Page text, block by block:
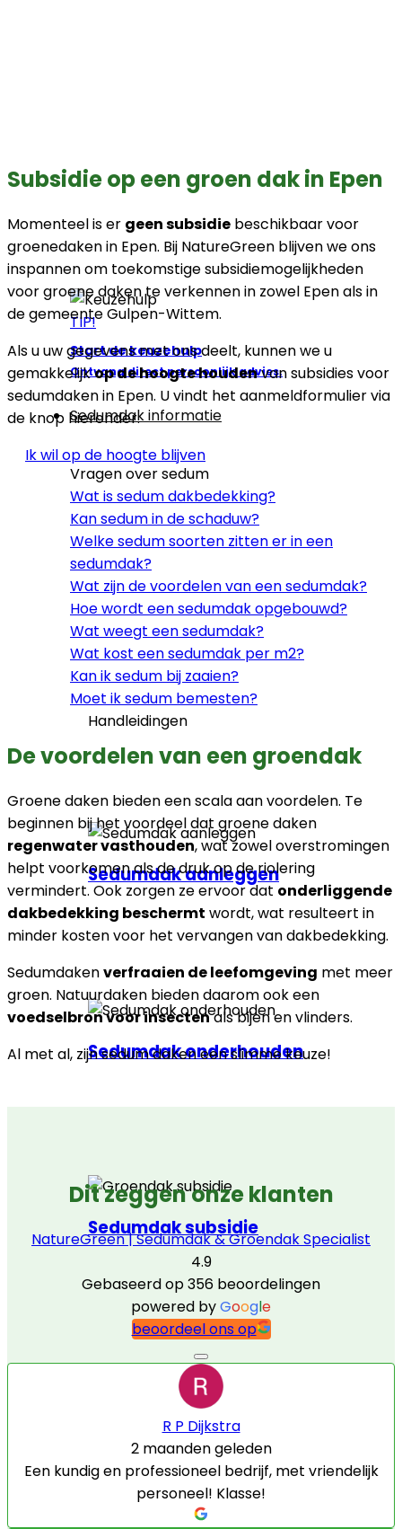
TIP!
Start de keuzehulp
Ontvang direct persoonlijk advies.
Sedumdak informatie
Vragen over sedum
Wat is sedum dakbedekking?
Kan sedum in de schaduw?
Welke sedum soorten zitten er in een
sedumdak?
Wat zijn de voordelen van een sedumdak?
Hoe wordt een sedumdak opgebouwd?
Wat weegt een sedumdak?
Wat kost een sedumdak per m2?
Kan ik sedum bij zaaien?
Moet ik sedum bemesten?
Handleidingen
Sedumdak aanleggen
Sedumdak onderhouden
Sedumdak subsidie
Subsidie op een groen dak in Epen
Momenteel is er geen subsidie beschikbaar voor
groenedaken in Epen. Bij NatureGreen blijven we ons
inspannen om toekomstige subsidiemogelijkheden
voor groene daken te verkennen in zowel Epen als in
de gemeente Gulpen-Wittem.
Als u uw gegevens met ons deelt, kunnen we u
gemakkelijkop de hoogte houdenvan subsidies voor
sedumdaken in Epen. U vindt het aanmeldformulier via
de knop hieronder.
Ik wil op de hoogte blijven
De voordelen van een groendak
Groene daken bieden een scala aan voordelen. Te
beginnen bij het voordeel dat groene daken
regenwater vasthouden, wat zowel overstromingen
helpt voorkomen als de druk op de riolering
vermindert. Ook zorgen ze ervoor dat onderliggende
dakbedekking beschermt wordt, wat resulteert in
minder kosten voor het vervangen van dakbedekking.
Sedumdakenverfraaien de leefomgeving met meer
groen. Natuurdaken bieden daarom ook een
voedselbron voor insectenals bijen en vlinders.
Al met al, zijn sedum daken een slimme keuze!
Dit zeggen onze klanten
NatureGreen | Sedumdak & Groendak Specialist
4.9
Gebaseerd op 356 beoordelingen
powered byGoogle
beoordeel ons op
R P Dijkstra
2 maanden geleden
Een kundig en professioneel bedrijf, met vriendelijk
personeel! Klasse!